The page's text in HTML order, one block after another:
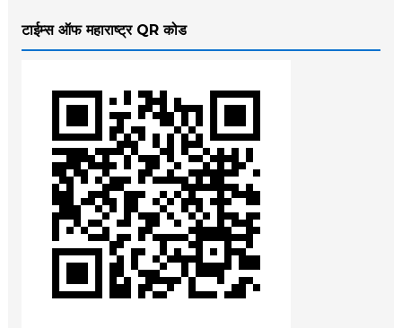
टाईम्स ऑफ महाराष्ट्र QR कोड